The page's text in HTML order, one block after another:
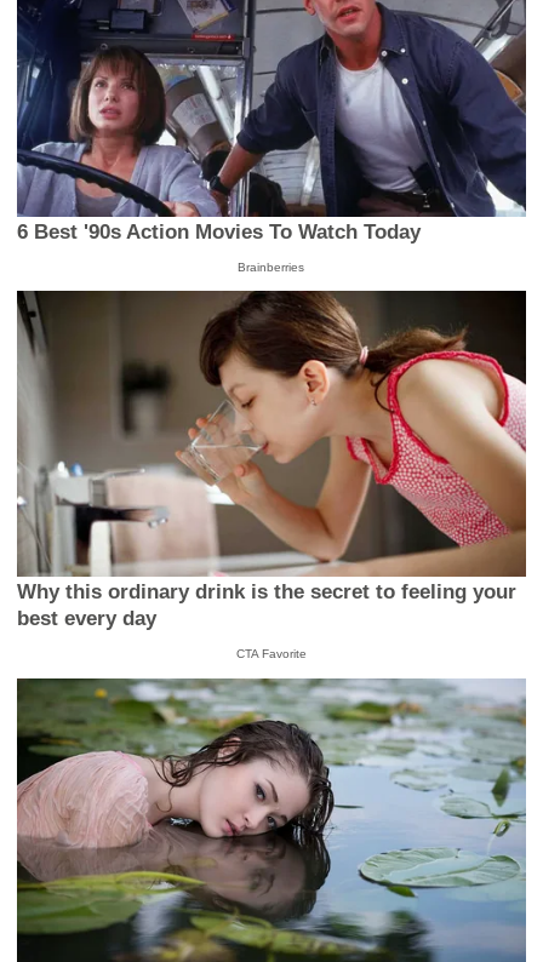
6 Best '90s Action Movies To Watch Today
Brainberries
Why this ordinary drink is the secret to feeling your
best every day
CTA Favorite